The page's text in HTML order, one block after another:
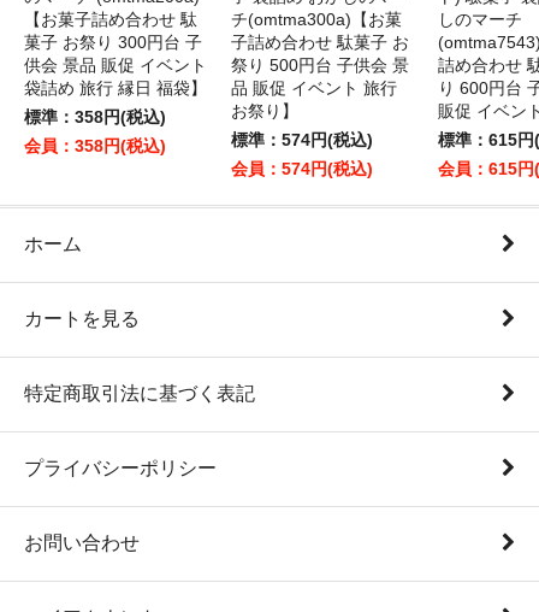
【お菓子詰め合わせ 駄
菓子 お祭り 300円台 子
供会 景品 販促 イベント
袋詰め 旅行 縁日 福袋】
標準：358円(税込)
会員：358円(税込)
チ(omtma300a)【お菓
子詰め合わせ 駄菓子 お
祭り 500円台 子供会 景
品 販促 イベント 旅行
お祭り】
標準：574円(税込)
会員：574円(税込)
しのマーチ
詰め合わせ
り 600円台
販促 イベン
標準：615円
会員：615円
ホーム
カートを見る
特定商取引法に基づく表記
プライバシーポリシー
お問い合わせ